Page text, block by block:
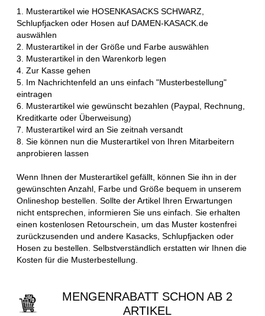
1. Musterartikel wie HOSENKASACKS SCHWARZ,
Schlupfjacken oder Hosen auf DAMEN-KASACK.de
auswählen
2. Musterartikel in der Größe und Farbe auswählen
3. Musterartikel in den Warenkorb legen
4. Zur Kasse gehen
5. Im Nachrichtenfeld an uns einfach "Musterbestellung"
eintragen
6. Musterartikel wie gewünscht bezahlen (Paypal, Rechnung,
Kreditkarte oder Überweisung)
7. Musterartikel wird an Sie zeitnah versandt
8. Sie können nun die Musterartikel von Ihren Mitarbeitern
anprobieren lassen
Wenn Ihnen der Musterartikel gefällt, können Sie ihn in der
gewünschten Anzahl, Farbe und Größe bequem in unserem
Onlineshop bestellen. Sollte der Artikel Ihren Erwartungen
nicht entsprechen, informieren Sie uns einfach. Sie erhalten
einen kostenlosen Retourschein, um das Muster kostenfrei
zurückzusenden und andere Kasacks, Schlupfjacken oder
Hosen zu bestellen. Selbstverständlich erstatten wir Ihnen die
Kosten für die Musterbestellung.
MENGENRABATT SCHON AB 2
ARTIKEL